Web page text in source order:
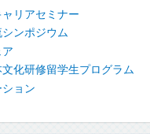
リアセミナー
ンポジウム
化研修留学生プログラム
ョン